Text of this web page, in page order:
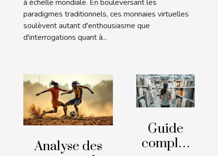
à échelle mondiale. En bouleversant les
paradigmes traditionnels, ces monnaies virtuelles
soulèvent autant d'enthousiasme que
d'interrogations quant à...
Analyse des
Guide
complet